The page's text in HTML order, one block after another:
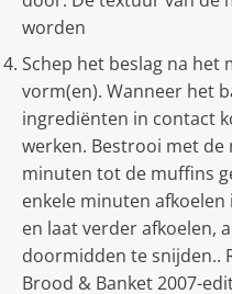
worden
Schep het beslag na het
vorm(en). Wanneer het
ingrediënten in contact
werken. Bestrooi met de
minuten tot de muffins
enkele minuten
en laat verder afkoelen,
doormidden te snijden..
Brood & Banket 2007-